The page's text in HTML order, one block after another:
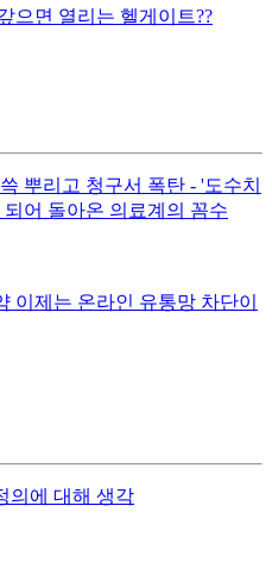
으면 열리는 헬게이트??
뿌리고 청구서 폭탄 - '도수치
어 돌아온 의료계의 꼼수
이제는 온라인 유통망 차단이
의에 대해 생각